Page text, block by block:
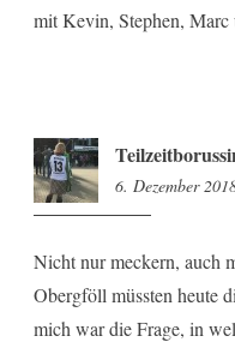
mit Kevin, Stephen,
6. Dezember
Nicht nur meckern, auch
Obergföll müssten heute
mich war die Frage, in